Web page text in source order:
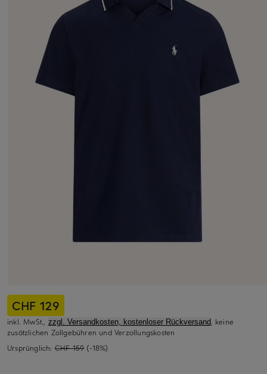
CHF 129
inkl. MwSt., zzgl. Versandkosten, kostenloser Rückversand, keine
zusätzlichen Zollgebühren und Verzollungskosten
Ursprünglich: CHF 159 (-18%)